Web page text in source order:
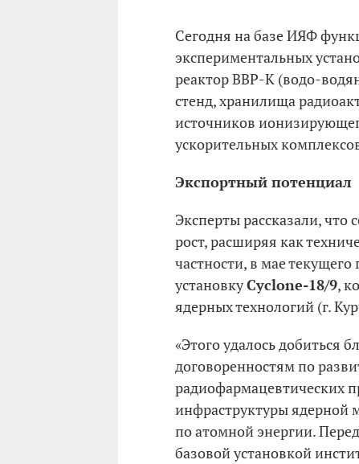
Сегодня на базе ИЯФ
экспериментальных
реактор ВВР-К (водо-
стенд, хранилища
источников
ускорительных
Экспортный потенциал
Эксперты рассказали,
рост, расширяя как
частности, в мае
установкуCyclone-18/9,
ядерных технологий (г.
«Этого удалось добиться
договоренностям по
радиофармацевтических
инфраструктуры ядерной
по атомной энергии.
базовой установкой